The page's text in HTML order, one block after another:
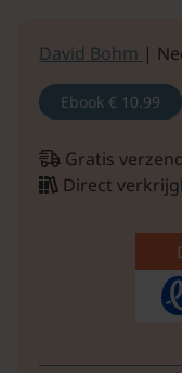
David Bohm |
Ebook € 10.99
Gratis
Direct